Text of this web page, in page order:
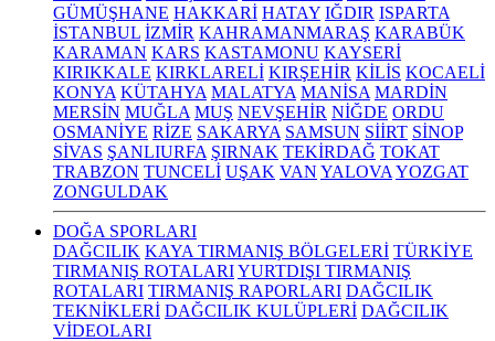
GÜMÜŞHANE HAKKARİ HATAY IĞDIR ISPARTA
İSTANBUL İZMİR KAHRAMANMARAŞ KARABÜK
KARAMAN KARS KASTAMONU KAYSERİ
KIRIKKALE KIRKLARELİ KIRŞEHİR KİLİS KOCAELİ
KONYA KÜTAHYA MALATYA MANİSA MARDİN
MERSİN MUĞLA MUŞ NEVŞEHİR NİĞDE ORDU
OSMANİYE RİZE SAKARYA SAMSUN SİİRT SİNOP
SİVAS ŞANLIURFA ŞIRNAK TEKİRDAĞ TOKAT
TRABZON TUNCELİ UŞAK VAN YALOVA YOZGAT
ZONGULDAK
DOĞA SPORLARI
DAĞCILIK KAYA TIRMANIŞ BÖLGELERİ TÜRKİYE
TIRMANIŞ ROTALARIYURTDIŞI TIRMANIŞ
ROTALARI TIRMANIŞ RAPORLARI DAĞCILIK
TEKNİKLERİ DAĞCILIK KULÜPLERİ DAĞCILIK
VİDEOLARI